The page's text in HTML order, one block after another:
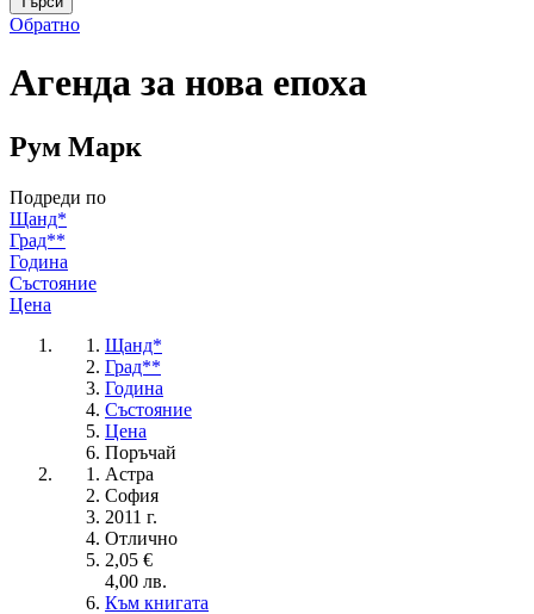
Обратно
Агенда за нова епоха
Рум Марк
Подреди по
Щанд*
Град**
Година
Състояние
Цена
Щанд*
Град**
Година
Състояние
Цена
Поръчай
Астра
София
2011 г.
Отлично
2,05 €
4,00 лв.
Към книгата